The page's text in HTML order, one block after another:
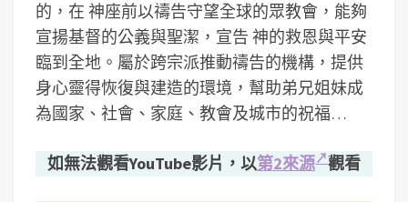
的，在 神座前以禱告守望全球的眾教會，能夠
宣揚基督的公義與聖潔，宣告 神的救恩與平安
臨到全地。屬於跨宗派推動禱告的機構，提供
身心靈得恢復與建造的環境，­幫助弟兄姐妹成
為國家、社會、家庭、教會及城市的祝福…
如無法觀看YouTube影片，以第2來源 觀看